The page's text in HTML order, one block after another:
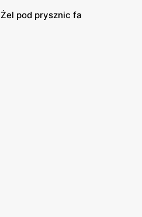
Żel pod prysznic fa